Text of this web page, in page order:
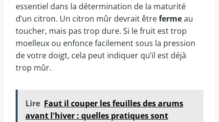
essentiel dans la détermination de la maturité
d’un citron. Un citron mûr devrait êtrefermeau
toucher, mais pas trop dure. Si le fruit est trop
moelleux ou enfonce facilement sous la pression
de votre doigt, cela peut indiquer qu’il est déjà
trop mûr.
Lire Faut il couper les feuilles des arums
avant l'hiver : quelles pratiques sont